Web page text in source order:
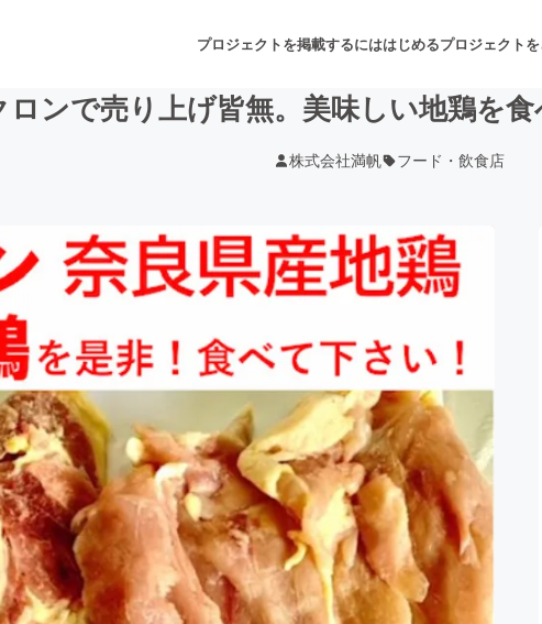
プロジェクトを掲載するにははじめるプロジェクト
音楽 舞台・パ
ット
書籍・雑誌出版 アニメ・漫画
チャレンジ ビューテ
性化
CAMPFIRE for Social Good
CAMPFIRE
CAMPFIREふるさと納税
machi-ya
ンで売り上げ皆無。美味しい地鶏を
株式会社満帆 フード・飲食店